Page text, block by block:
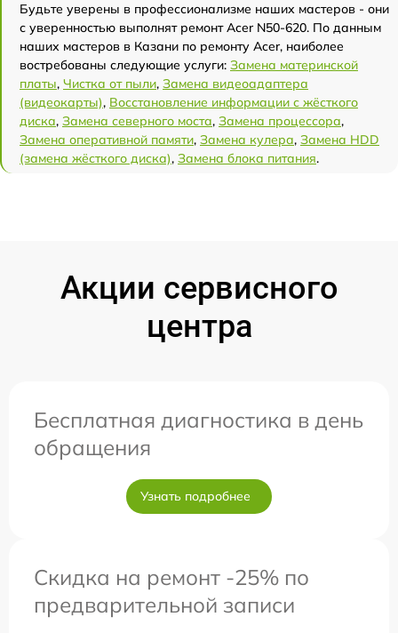
Будьте уверены в профессионализме наших мастеров - они
с уверенностью выполнят ремонт Acer N50-620. По данным
наших мастеров в Казани по ремонту Acer, наиболее
востребованы следующие услуги: Замена материнской
платы, Чистка от пыли, Замена видеоадаптера
(видеокарты), Восстановление информации с жёсткого
диска, Замена северного моста, Замена процессора,
Замена оперативной памяти, Замена кулера, Замена HDD
(замена жёсткого диска), Замена блока питания.
Акции сервисного
центра
Бесплатная диагностика в день
обращения
Узнать подробнее
Скидка на ремонт -25% по
предварительной записи